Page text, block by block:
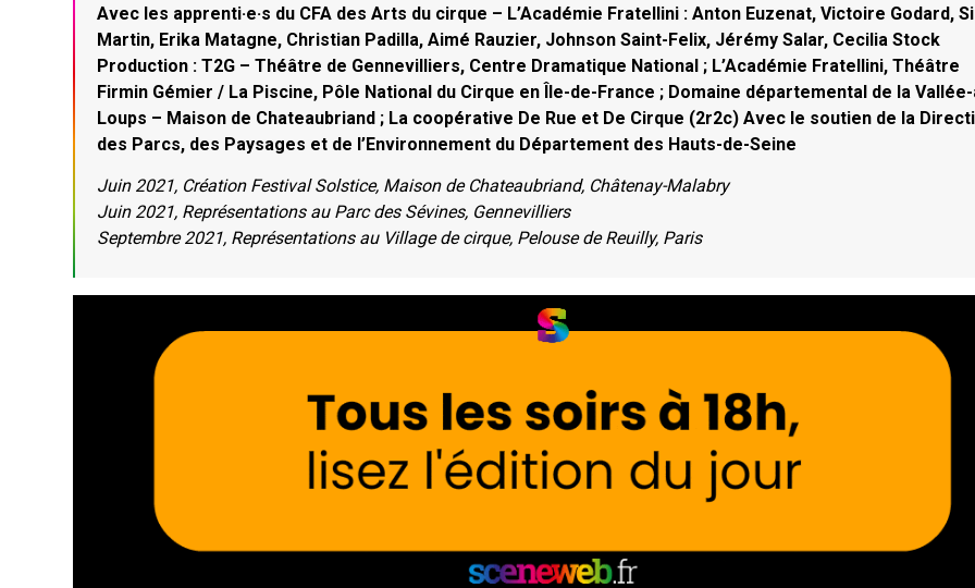
Avec les apprenti·e·s du CFA des Arts du cirque – L’Académie Fratellini : Anton Euzenat, Victoire Godard,
Martin, Erika Matagne, Christian Padilla, Aimé Rauzier, Johnson Saint-Felix, Jérémy Salar, Cecilia Stock
Production : T2G – Théâtre de Gennevilliers, Centre Dramatique National ; L’Académie Fratellini, Théâtre
Firmin Gémier / La Piscine, Pôle National du Cirque en Île-de-France ; Domaine départemental de la
Loups – Maison de Chateaubriand ; La coopérative De Rue et De Cirque (2r2c) Avec le soutien de la
des Parcs, des Paysages et de l’Environnement du Département des Hauts-de-Seine
Juin 2021, Création Festival Solstice, Maison de Chateaubriand, Châtenay-Malabry
Juin 2021, Représentations au Parc des Sévines, Gennevilliers
Septembre 2021, Représentations au Village de cirque, Pelouse de Reuilly, Paris